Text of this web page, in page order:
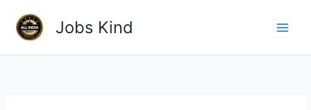
content
Jobs Kind